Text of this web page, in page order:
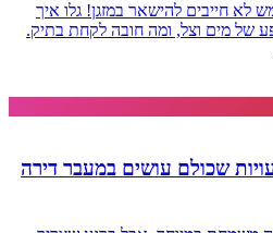
לא חייבים להישאר במזגן! גלו איך
של מים וצל, ומה חובה לקחת בתיק.
האריזה המלא: 7 טעויות שכולם עושים במעבר דירה